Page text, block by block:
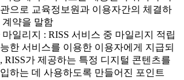
으로 교육정보원과 이용자간의 체결하
계약을 말함
일리지 : RISS 서비스 중 마일리지 적립
한 서비스를 이용한 이용자에게 지급되
RISS가 제공하는 특정 디지털 콘텐츠를
하는 데 사용하도록 만들어진 포인트